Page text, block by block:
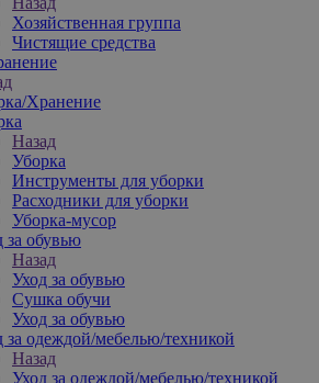
Хозяйственная группа
Чистящие средства
Хранение
Назад
Уборка
Инструменты для уборки
Расходники для уборки
Уборка-мусор
за обувью
Назад
Уход за обувью
Сушка обучи
Уход за обувью
за одеждой/мебелью/техникой
Назад
Уход за одеждой/мебелью/техникой